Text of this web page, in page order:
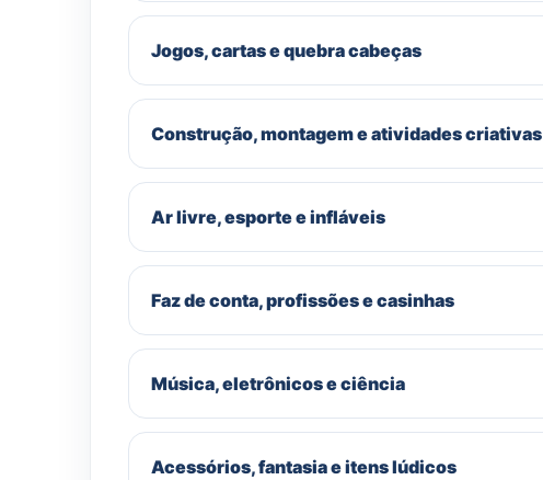
Jogos, cartas e quebra cabeças
Construção, montagem e atividades criativas
Ar livre, esporte e infláveis
Faz de conta, profissões e casinhas
Música, eletrônicos e ciência
Acessórios, fantasia e itens lúdicos